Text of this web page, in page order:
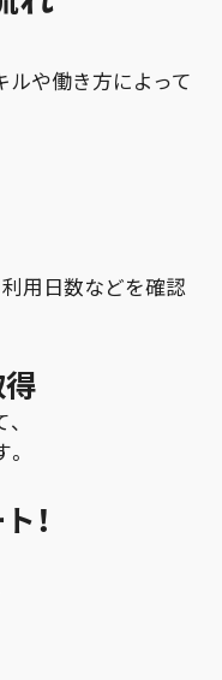
ルや働き方によって
用日数などを確認
！